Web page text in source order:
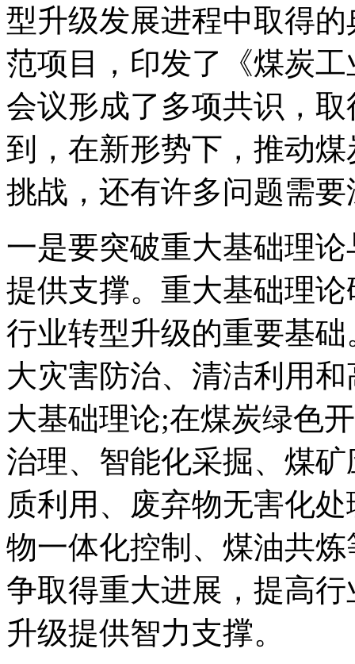
型升级发展进程中取得
范项目，印发了《煤炭
会议形成了多项共识，
到，在新形势下，推动
挑战，还有许多问题需
一是要突破重大基础理
提供支撑。重大基础理
行业转型升级的重要基
大灾害防治、清洁利用
大基础理论;在煤炭绿色
治理、智能化采掘、煤
质利用、废弃物无害化
物一体化控制、煤油共
争取得重大进展，提高
升级提供智力支撑。